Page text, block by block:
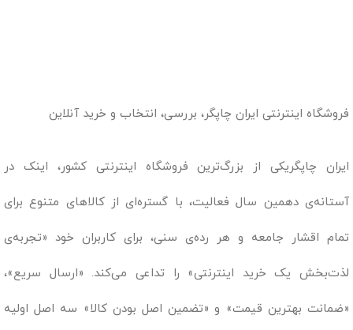
فروشگاه اینترنتی ایران چاپگر، بررسی، انتخاب و خرید آنلاین
ایران چاپگریکی از بزرگ‌ترین فروشگاه اینترنتی کشور، اینک در
آستانه‌ی دهمین سال فعالیت، با گستره‌ای از کالاهای متنوع برای
تمام اقشار جامعه و هر رده‌ی سنی، برای کاربران خود «تجربه‌ی
لذت‌بخش یک خرید اینترنتی» را تداعی می‌کند. «ارسال سریع»،
«ضمانت بهترین قیمت» و «تضمین اصل بودن کالا» سه اصل اولیه